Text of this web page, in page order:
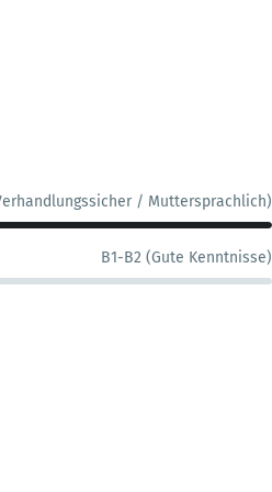
/ Muttersprachlich)
B1-B2 (Gute Kenntnisse)